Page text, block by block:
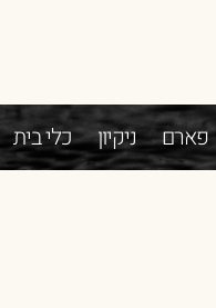
כלי בית ניקיון פארם